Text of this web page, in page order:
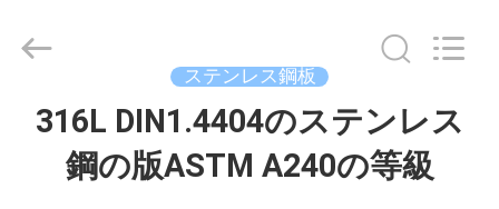
JIANGSU
LIMITED.
ステンレス鋼板
316L DIN1.4404のステンレス
鋼の版ASTM A240の等級